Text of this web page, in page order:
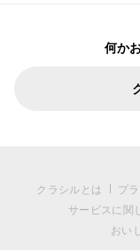
何か
クラシルとは プ
サービスに関
おい